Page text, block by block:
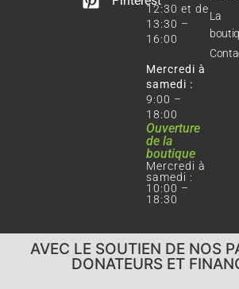
12:30 et de
13:30 –
16:00
Mercredi à
samedi :
9:00 –
18:00
Ouverture
de la
boutique
Mercredi à
samedi :
10:00 –
18:30
La
AVEC LE SOUTIEN DE NOS
DONATEURS ET